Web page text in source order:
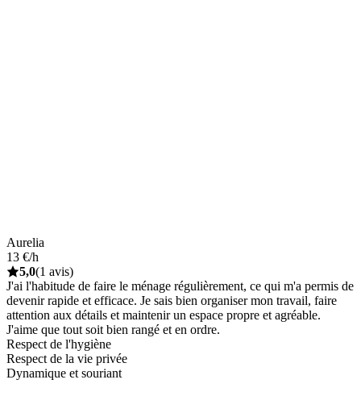
Aurelia
13 €/h
5,0(1 avis)
J'ai l'habitude de faire le ménage régulièrement, ce qui m'a permis de
devenir rapide et efficace. Je sais bien organiser mon travail, faire
attention aux détails et maintenir un espace propre et agréable.
J'aime que tout soit bien rangé et en ordre.
Respect de l'hygiène
Respect de la vie privée
Dynamique et souriant